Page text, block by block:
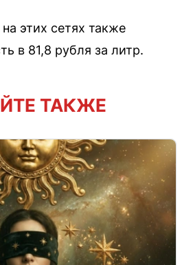
этих сетях также
в 81,8 рубля за литр.
ТАКЖЕ